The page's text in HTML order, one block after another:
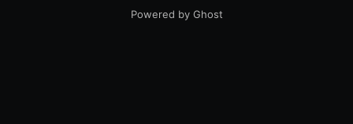
Powered by Ghost